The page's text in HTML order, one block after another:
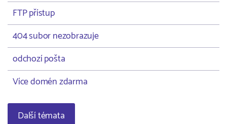
FTP přístup
404 subor nezobrazuje
odchozí pošta
Více domén zdarma
Další témata